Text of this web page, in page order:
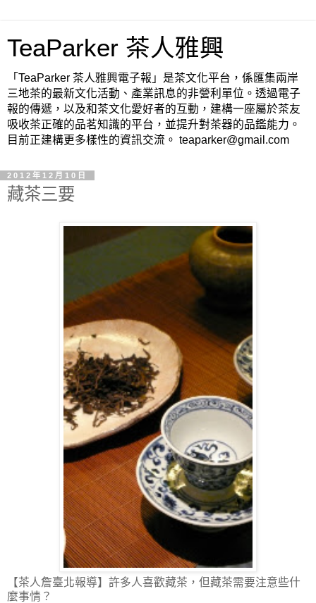
TeaParker 茶人雅興
「TeaParker 茶人雅興電子報」是茶文化平台，係匯集兩岸
三地茶的最新文化活動、產業訊息的非營利單位。透過電子
報的傳遞，以及和茶文化愛好者的互動，建構一座屬於茶友
吸收茶正確的品茗知識的平台，並提升對茶器的品鑑能力。
目前正建構更多樣性的資訊交流。 teaparker@gmail.com
2012年12月10日
藏茶三要
【茶人詹臺北報導】 許多人喜歡藏茶，但藏茶需要注意些什
麼事情？